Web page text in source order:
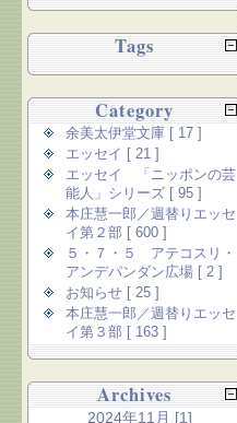
Tags
Category
余美太伊堂文庫 [ 17 ]
エッセイ [ 21 ]
エッセイ 「ニッポンの芸
能人」シリーズ [ 95 ]
本庄慧一郎／週替りエッセ
イ第２部 [ 600 ]
５・７・５ アテコスリ・
アンデパンダン広場 [ 2 ]
お知らせ [ 25 ]
本庄慧一郎／週替りエッセ
イ第３部 [ 163 ]
Archives
2024年11月 [1]